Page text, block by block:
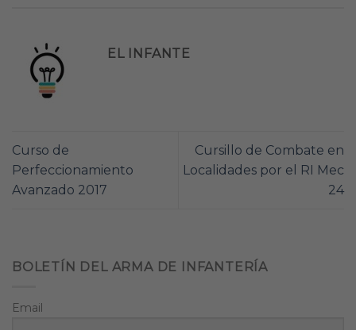
EL INFANTE
Curso de
Perfeccionamiento
Avanzado 2017
Cursillo de Combate en
Localidades por el RI Mec
24
BOLETÍN DEL ARMA DE INFANTERÍA
Email